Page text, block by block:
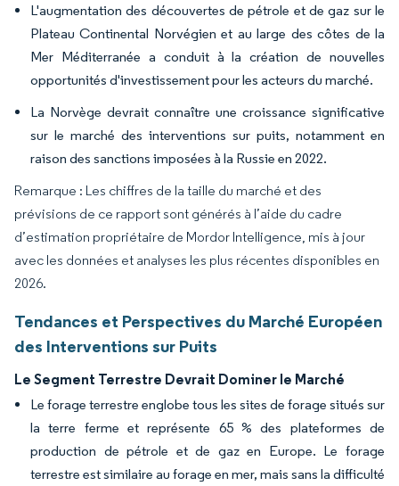
L'augmentation des découvertes de pétrole et de gaz sur le
Plateau Continental Norvégien et au large des côtes de la
Mer Méditerranée a conduit à la création de nouvelles
opportunités d'investissement pour les acteurs du marché.
La Norvège devrait connaître une croissance significative
sur le marché des interventions sur puits, notamment en
raison des sanctions imposées à la Russie en 2022.
Remarque : Les chiffres de la taille du marché et des
prévisions de ce rapport sont générés à l’aide du cadre
d’estimation propriétaire de Mordor Intelligence, mis à jour
avec les données et analyses les plus récentes disponibles en
2026.
Tendances et Perspectives du Marché Européen
des Interventions sur Puits
Le Segment Terrestre Devrait Dominer le Marché
Le forage terrestre englobe tous les sites de forage situés sur
la terre ferme et représente 65 % des plateformes de
production de pétrole et de gaz en Europe. Le forage
terrestre est similaire au forage en mer, mais sans la difficulté